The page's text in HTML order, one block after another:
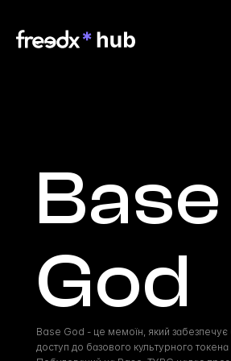
Base
God
Base God - це мемоїн, який забезпечує
доступ до базового культурного